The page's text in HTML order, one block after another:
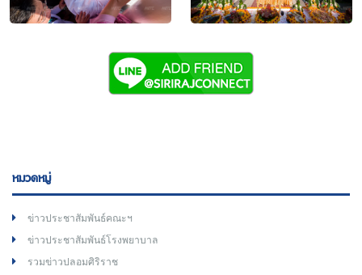
หมวดหมู่
ข่าวประชาสัมพันธ์คณะฯ
ข่าวประชาสัมพันธ์โรงพยาบาล
รวมข่าวปลอมศิริราช